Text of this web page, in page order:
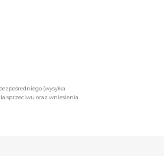
(wysyłka
sprzeciwu oraz wniesienia